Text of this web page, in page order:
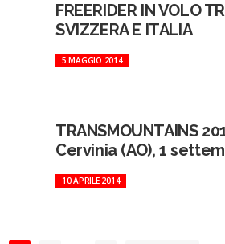
FREERIDER IN VOLO
SVIZZERA E ITALIA
5 MAGGIO 2014
TRANSMOUNTAINS
Cervinia (AO), 1
10 APRILE 2014